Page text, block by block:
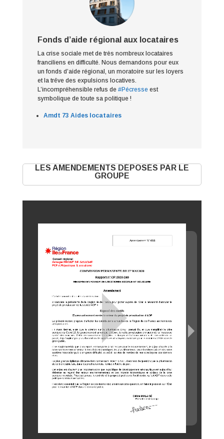
Fonds d’aide régional aux locataires
La crise sociale met de très nombreux locataires
franciliens en difficulté. Nous demandons pour eux
un fonds d’aide régional, un moratoire sur les loyers
et la trêve des expulsions locatives.
L’incompréhensible refus de #Pécresseest
symbolique de toute sa politique !
Amdt 73 Aides locataires
LES AMENDEMENTS DÉPOSÉS PAR LE
GROUPE